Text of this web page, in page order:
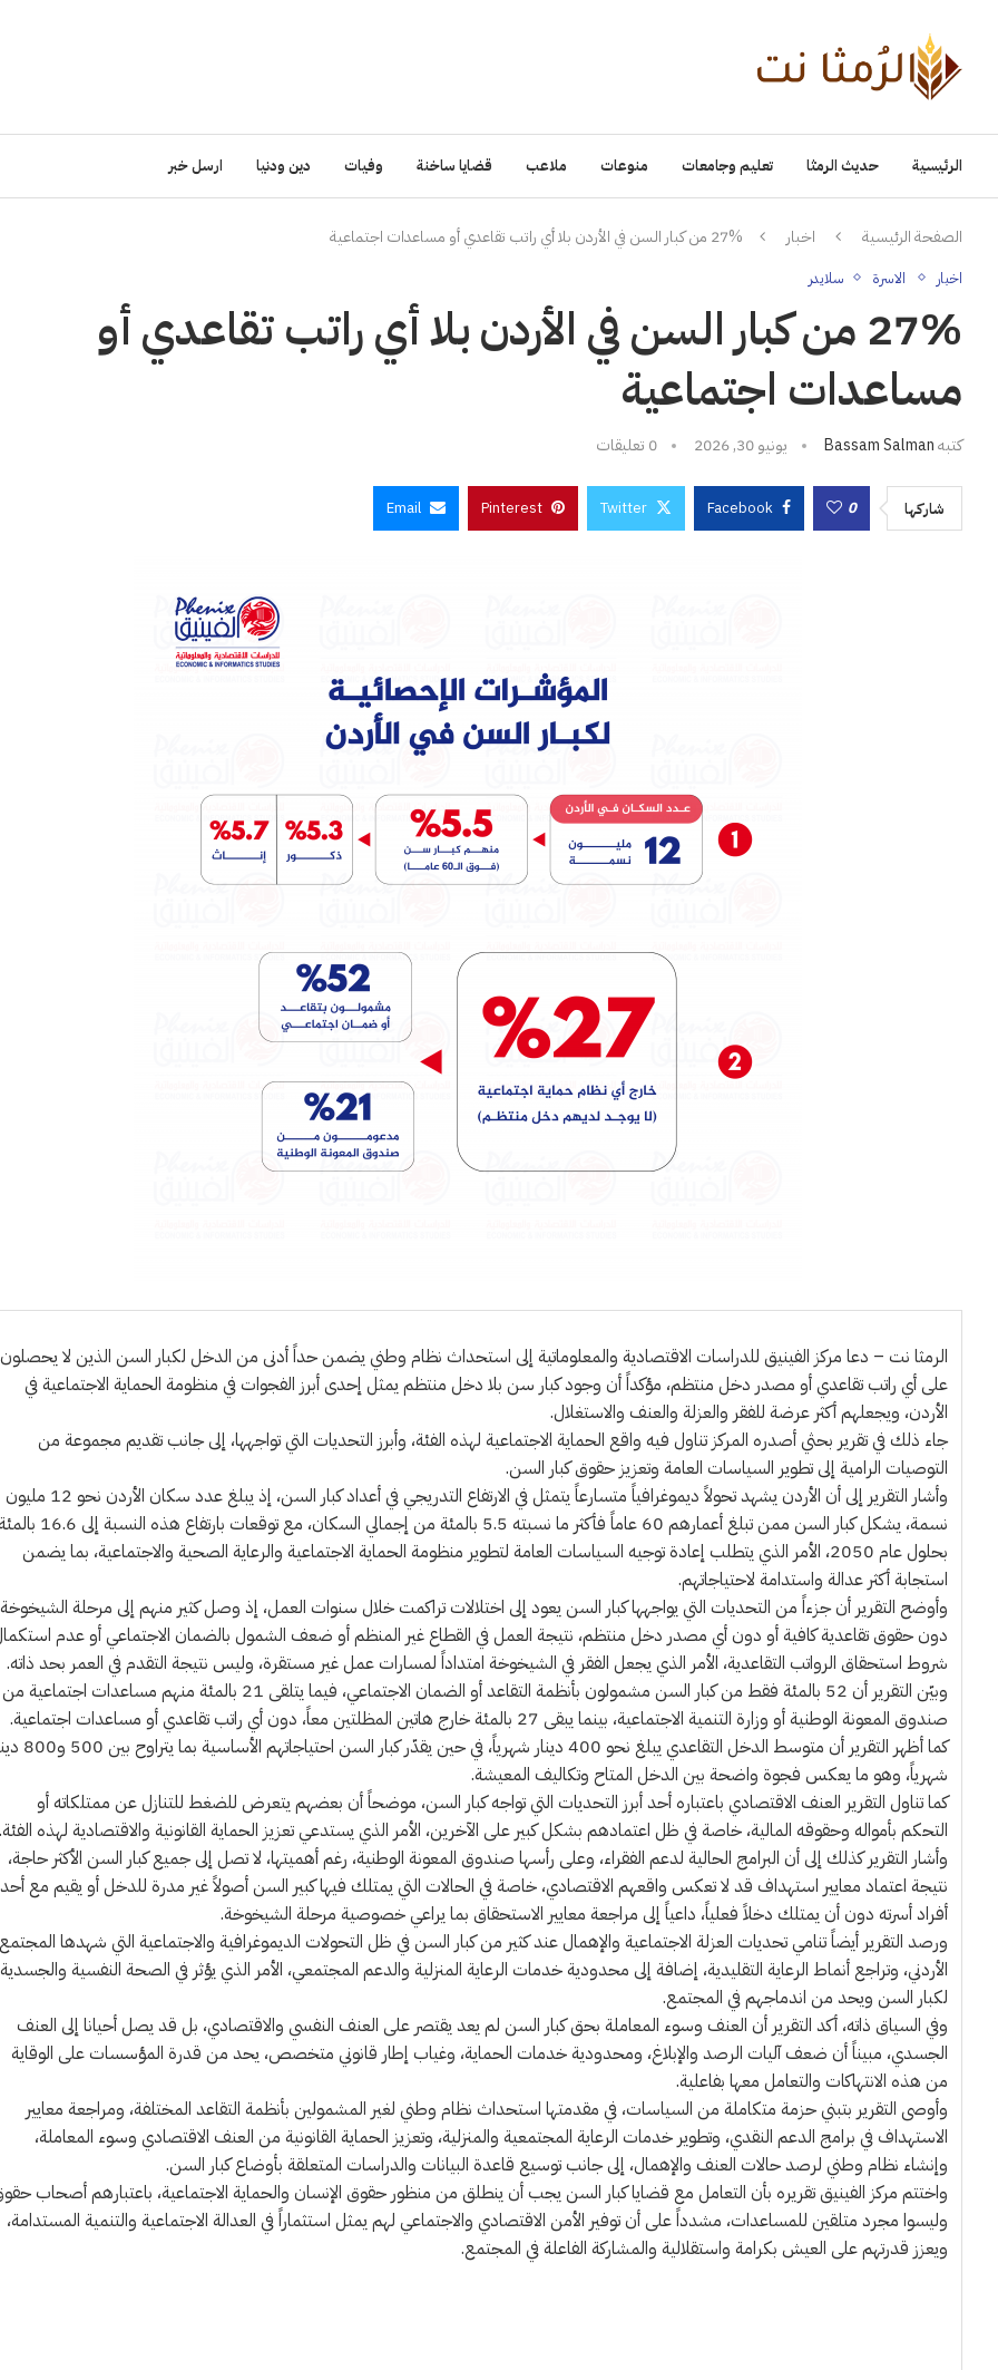
الرئيسية حديث الرمثا تعليم وجامعات منوعات ملاعب قضايا ساخنة وفيات دين ودنيا ارسل خبر
الصفحة الرئيسية اخبار 27% من كبار السن في الأردن بلا أي راتب تقاعدي أو مساعدات اجتماعية
اخبار الاسرة سلايدر
27% من كبار السن في الأردن بلا أي راتب تقاعدي أو
مساعدات اجتماعية
كتبهBassam Salman يونيو 30, 2026 0 تعليقات
شاركها 0
Facebook
Twitter
Pinterest
Email
الرمثا نت – دعا مركز الفينيق للدراسات الاقتصادية والمعلوماتية إلى استحداث نظام وطني يضمن حداً أدنى من الدخل لكبار السن الذين لا يحصلون
على أي راتب تقاعدي أو مصدر دخل منتظم، مؤكداً أن وجود كبار سن بلا دخل منتظم يمثل إحدى أبرز الفجوات في منظومة الحماية الاجتماعية في
الأردن، ويجعلهم أكثر عرضة للفقر والعزلة والعنف والاستغلال.
جاء ذلك في تقرير بحثي أصدره المركز تناول فيه واقع الحماية الاجتماعية لهذه الفئة، وأبرز التحديات التي تواجهها، إلى جانب تقديم مجموعة من
التوصيات الرامية إلى تطوير السياسات العامة وتعزيز حقوق كبار السن.
وأشار التقرير إلى أن الأردن يشهد تحولاً ديموغرافياً متسارعاً يتمثل في الارتفاع التدريجي في أعداد كبار السن، إذ يبلغ عدد سكان الأردن نحو 12 مليون
نسمة، يشكل كبار السن ممن تبلغ أعمارهم 60 عاماً فأكثر ما نسبته 5.5 بالمئة من إجمالي السكان، مع توقعات بارتفاع
بحلول عام 2050، الأمر الذي يتطلب إعادة توجيه السياسات العامة لتطوير منظومة الحماية الاجتماعية والرعاية الصحية والاجتماعية، بما يضمن
استجابة أكثر عدالة واستدامة لاحتياجاتهم.
وأوضح التقرير أن جزءاً من التحديات التي يواجهها كبار السن يعود إلى اختلالات تراكمت خلال سنوات العمل، إذ وصل كثير منهم إلى مرحلة الشيخوخة
دون حقوق تقاعدية كافية أو دون أي مصدر دخل منتظم، نتيجة العمل في القطاع غير المنظم أو ضعف الشمول بالضمان الاجتماعي أو عدم
شروط استحقاق الرواتب التقاعدية، الأمر الذي يجعل الفقر في الشيخوخة امتداداً لمسارات عمل غير مستقرة، وليس نتيجة التقدم في العمر بحد ذاته.
وبيّن التقرير أن 52 بالمئة فقط من كبار السن مشمولون بأنظمة التقاعد أو الضمان الاجتماعي، فيما يتلقى 21 بالمئة منهم مساعدات اجتماعية من
صندوق المعونة الوطنية أو وزارة التنمية الاجتماعية، بينما يبقى 27 بالمئة خارج هاتين المظلتين معاً، دون أي راتب تقاعدي أو مساعدات اجتماعية.
كما أظهر التقرير أن متوسط الدخل التقاعدي يبلغ نحو 400 دينار
شهرياً، وهو ما يعكس فجوة واضحة بين الدخل المتاح وتكاليف المعيشة.
كما تناول التقرير العنف الاقتصادي باعتباره أحد أبرز التحديات التي تواجه كبار السن، موضحاً أن بعضهم يتعرض للضغط للتنازل عن ممتلكاته أو
التحكم بأمواله وحقوقه المالية، خاصة في ظل اعتمادهم بشكل كبير على الآخرين، الأمر الذي يستدعي تعزيز الحماية القانونية والاقتصادية لهذه الفئة.
وأشار التقرير كذلك إلى أن البرامج الحالية لدعم الفقراء، وعلى رأسها صندوق المعونة الوطنية، رغم أهميتها، لا تصل إلى جميع كبار السن الأكثر حاجة،
نتيجة اعتماد معايير استهداف قد لا تعكس واقعهم الاقتصادي، خاصة في الحالات التي يمتلك فيها كبير السن أصولاً غير مدرة للدخل أو يقيم مع أحد
أفراد أسرته دون أن يمتلك دخلاً فعلياً، داعياً إلى مراجعة معايير الاستحقاق بما يراعي خصوصية مرحلة الشيخوخة.
ورصد التقرير أيضاً تنامي تحديات العزلة الاجتماعية والإهمال عند كثير من كبار السن في ظل التحولات الديموغرافية والاجتماعية التي شهدها المجتمع
الأردني، وتراجع أنماط الرعاية التقليدية، إضافة إلى محدودية خدمات الرعاية المنزلية والدعم المجتمعي، الأمر الذي يؤثر في الصحة النفسية والجسدية
لكبار السن ويحد من اندماجهم في المجتمع.
وفي السياق ذاته، أكد التقرير أن العنف وسوء المعاملة بحق كبار السن لم يعد يقتصر على العنف النفسي والاقتصادي، بل قد يصل أحيانا إلى العنف
الجسدي، مبيناً أن ضعف آليات الرصد والإبلاغ، ومحدودية خدمات الحماية، وغياب إطار قانوني متخصص، يحد من قدرة المؤسسات على الوقاية
من هذه الانتهاكات والتعامل معها بفاعلية.
وأوصى التقرير بتبني حزمة متكاملة من السياسات، في مقدمتها استحداث نظام وطني لغير المشمولين بأنظمة التقاعد المختلفة، ومراجعة معايير
الاستهداف في برامج الدعم النقدي، وتطوير خدمات الرعاية المجتمعية والمنزلية، وتعزيز الحماية القانونية من العنف الاقتصادي وسوء المعاملة،
وإنشاء نظام وطني لرصد حالات العنف والإهمال، إلى جانب توسيع قاعدة البيانات والدراسات المتعلقة بأوضاع كبار السن.
واختتم مركز الفينيق تقريره بأن التعامل مع قضايا كبار السن يجب أن ينطلق من منظور حقوق الإنسان والحماية الاجتماعية، باعتبارهم أصحاب
وليسوا مجرد متلقين للمساعدات، مشدداً على أن توفير الأمن الاقتصادي والاجتماعي لهم يمثل استثماراً في العدالة الاجتماعية والتنمية المستدامة،
ويعزز قدرتهم على العيش بكرامة واستقلالية والمشاركة الفاعلة في المجتمع.